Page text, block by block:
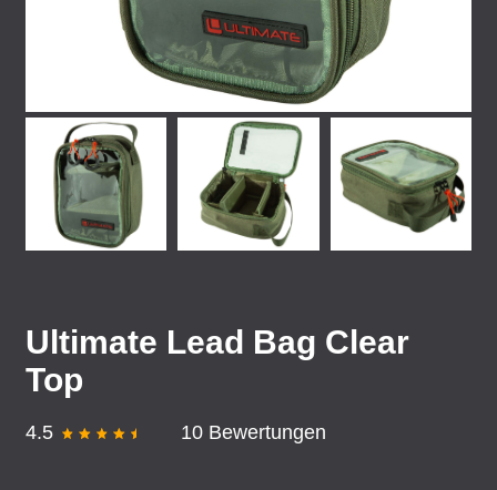
Ultimate Lead Bag Clear
Top
4.5 10 Bewertungen